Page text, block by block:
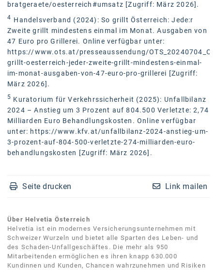
bratgeraete/oesterreich#umsatz [Zugriff: März 2026].
4 Handelsverband (2024): So grillt Österreich: Jede:r
Zweite grillt mindestens einmal im Monat. Ausgaben von
47 Euro pro Grillerei. Online verfügbar unter:
https://www.ots.at/presseaussendung/
grillt-oesterreich-jeder-zweite-grillt-mindestens-einmal-
im-monat-ausgaben-von-47-euro-pro-grillerei [Zugriff:
März 2026].
5 Kuratorium für Verkehrssicherheit (2025): Unfallbilanz
2024 – Anstieg um 3 Prozent auf 804.500 Verletzte: 2,74
Milliarden Euro Behandlungskosten. Online verfügbar
unter: https://www.kfv.at/unfallbilanz-2024-anstieg-um-
3-prozent-auf-804-500-verletzte-274-milliarden-euro-
behandlungskosten [Zugriff: März 2026].
Seite drucken Link mailen
Über Helvetia Österreich
Helvetia ist ein modernes Versicherungsunternehmen mit
Schweizer Wurzeln und bietet alle Sparten des Leben- und
des Schaden-Unfallgeschäftes. Die mehr als 950
Mitarbeitenden ermöglichen es ihren knapp 630.000
Kundinnen und Kunden, Chancen wahrzunehmen und Risiken